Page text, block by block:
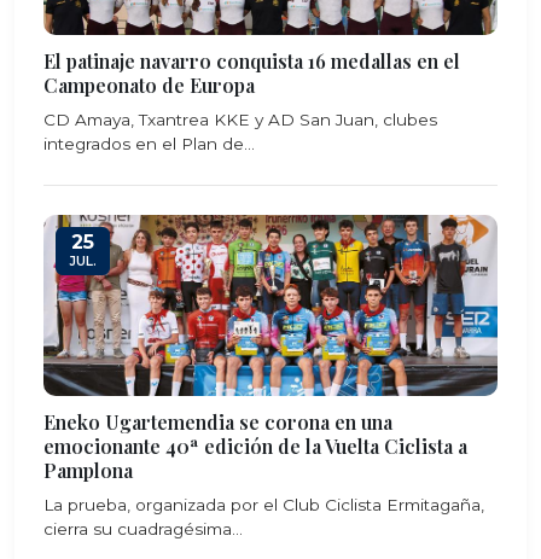
El patinaje navarro conquista 16 medallas en el
Campeonato de Europa
CD Amaya, Txantrea KKE y AD San Juan, clubes
integrados en el Plan de...
25
JUL.
Eneko Ugartemendia se corona en una
emocionante 40ª edición de la Vuelta Ciclista a
Pamplona
La prueba, organizada por el Club Ciclista Ermitagaña,
cierra su cuadragésima...